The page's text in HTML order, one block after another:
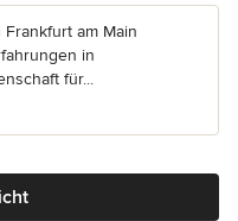
Frankfurt am Main
in
für...